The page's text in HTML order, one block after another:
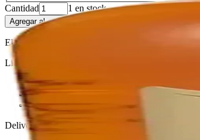
Cantidad 1 en stock
Agregar al carrito
El Gato Tuerto
Licorera · envíos locales
Política de privacidad
Términos y condiciones
Política de devoluciones
Delivery · Miami